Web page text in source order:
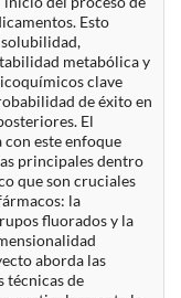
Esto
metabólica y
clave
de éxito en
El
con este enfoque
principales dentro
que son cruciales
la
fluorados y la
aborda las
técnicas de